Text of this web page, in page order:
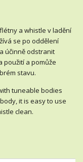
a whistle v ladění
se po oddělení
účinně odstranit
použití a pomůže
stavu.
tuneable bodies
it is easy to use
clean.